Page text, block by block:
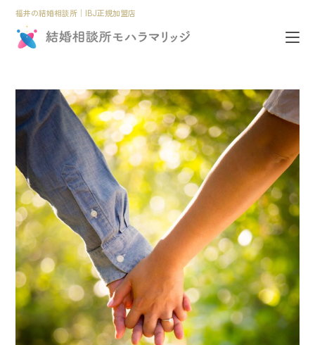
福井の結婚相談所│IBJ正規加盟店